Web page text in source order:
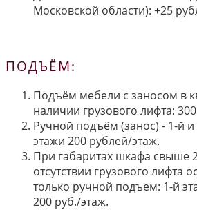
Московской области): +25
ПОДЪЁМ:
Подъём мебели с заносом в
наличии грузового лифта:
Ручной подъём (занос) - 1-й
этажи 200 рублей/этаж.
При габаритах шкафа свыше
отсутствии грузового лифта
только ручной подъем: 1-й
200 руб./этаж.